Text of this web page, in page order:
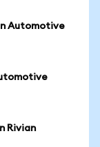
Automotive
Rivian